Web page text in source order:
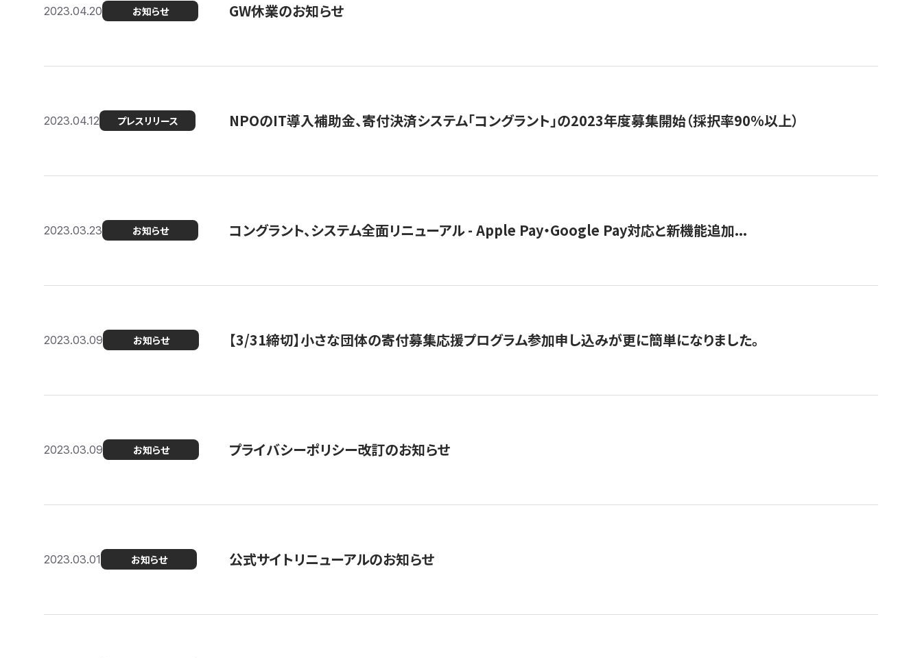
2023.04.20 お知らせ GW休業のお知らせ
2023.04.12 プレスリリース NPOのIT導入補助金、寄付決済システム「コングラント」の2023年度募集開始（採択率90%以上）
2023.03.23 お知らせ コングラント、システム全面リニューアル - Apple Pay・Google Pay対応と新機能追加...
2023.03.09 お知らせ 【3/31締切】小さな団体の寄付募集応援プログラム参加申し込みが更に簡単になりました。
2023.03.09 お知らせ プライバシーポリシー改訂のお知らせ
2023.03.01 お知らせ 公式サイトリニューアルのお知らせ